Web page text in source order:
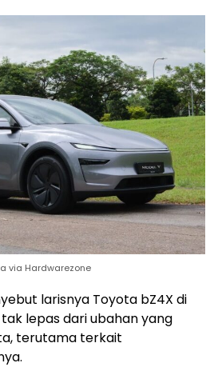
via Hardwarezone
larisnya Toyota bZ4X di
lepas dari ubahan yang
terutama terkait